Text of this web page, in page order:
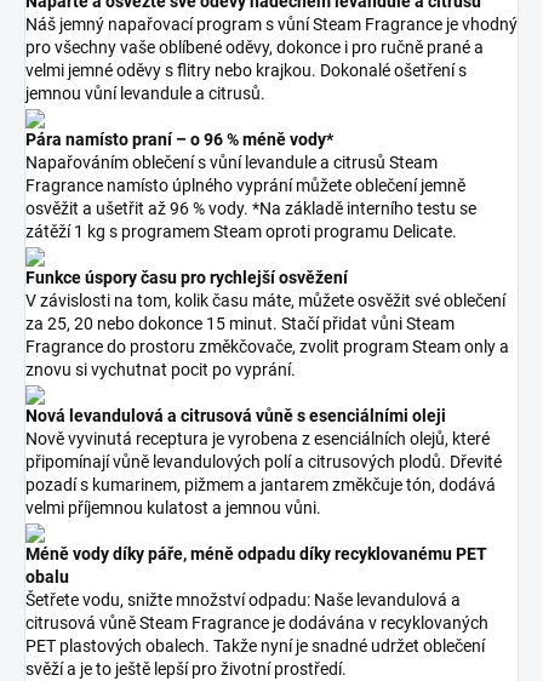
Náš jemný napařovací program s vůní Steam Fragrance je vhodný
pro všechny vaše oblíbené oděvy, dokonce i pro ručně prané a
velmi jemné oděvy s flitry nebo krajkou. Dokonalé ošetření s
jemnou vůní levandule a citrusů.
Pára namísto praní – o 96 % méně vody*
Napařováním oblečení s vůní levandule a citrusů Steam
Fragrance namísto úplného vyprání můžete oblečení jemně
osvěžit a ušetřit až 96 % vody. *Na základě interního testu se
zátěží 1 kg s programem Steam oproti programu Delicate.
Funkce úspory času pro rychlejší osvěžení
V závislosti na tom, kolik času máte, můžete osvěžit své oblečení
za 25, 20 nebo dokonce 15 minut. Stačí přidat vůni Steam
Fragrance do prostoru změkčovače, zvolit program Steam only a
znovu si vychutnat pocit po vyprání.
Nová levandulová a citrusová vůně s esenciálními oleji
Nově vyvinutá receptura je vyrobena z esenciálních olejů, které
připomínají vůně levandulových polí a citrusových plodů. Dřevité
pozadí s kumarinem, pižmem a jantarem změkčuje tón, dodává
velmi příjemnou kulatost a jemnou vůni.
Méně vody díky páře, méně odpadu díky recyklovanému PET
obalu
Šetřete vodu, snižte množství odpadu: Naše levandulová a
citrusová vůně Steam Fragrance je dodávána v recyklovaných
PET plastových obalech. Takže nyní je snadné udržet oblečení
svěží a je to ještě lepší pro životní prostředí.